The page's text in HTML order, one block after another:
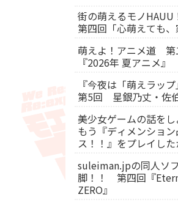
街の萌えるモノHAUU
第四回「心萌えても、
萌えよ！アニメ道 第
『2026年 夏アニメ』
『今夜は「萌えラップ
第5回 星銀乃丈・佐
美少女ゲームの話を
もう『ディメンショ
ス！！』をプレイした
suleiman.jpの同人ソ
脚！！ 第四回『
ZERO』